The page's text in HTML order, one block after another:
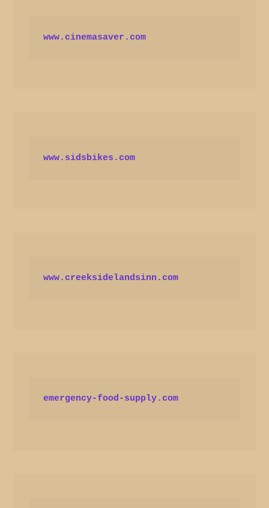
www.cinemasaver.com
www.sidsbikes.com
www.creeksidelandsinn.com
emergency-food-supply.com